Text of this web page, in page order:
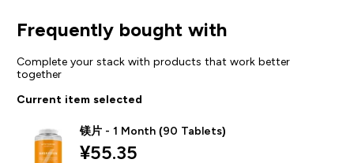
Frequently bought with
Complete your stack with products that work better
together
Current item selected
镁片 - 1 Month (90 Tablets)
¥55.35‎